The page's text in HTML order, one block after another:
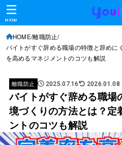
MENU
HOME 離職防止
バイトがすぐ辞める職場の特徴と辞めに
を高めるマネジメントのコツも解説
離職防止 2025.07.16 2026.01.08
バイトがすぐ辞める職場
境づくりの方法とは？定
ントのコツも解説